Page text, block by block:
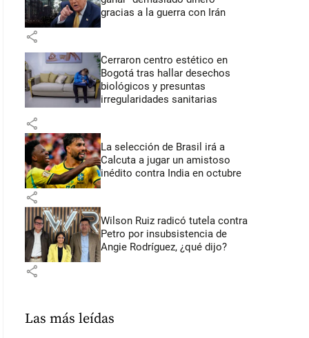
gracias a la guerra con Irán
share
Cerraron centro estético en
Bogotá tras hallar desechos
biológicos y presuntas
irregularidades sanitarias
share
La selección de Brasil irá a
Calcuta a jugar un amistoso
inédito contra India en octubre
share
Wilson Ruiz radicó tutela contra
Petro por insubsistencia de
Angie Rodríguez, ¿qué dijo?
share
Las más leídas